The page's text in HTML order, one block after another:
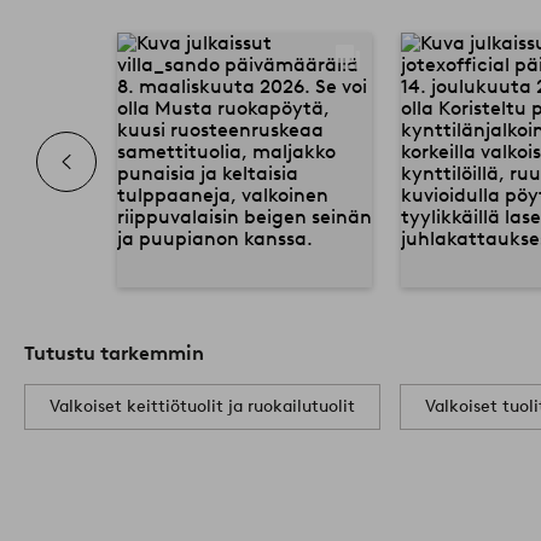
Tutustu tarkemmin
Valkoiset keittiötuolit ja ruokailutuolit Valkoiset